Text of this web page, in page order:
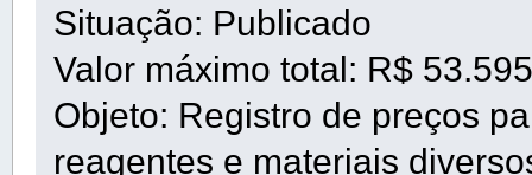
Situação: Publicado
Valor máximo total: R$
Objeto: Registro de preços
reagentes e materiais